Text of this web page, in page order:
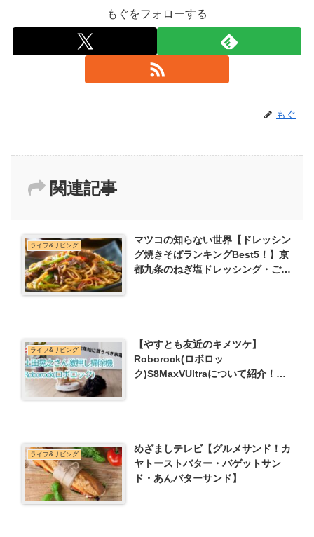
もぐをフォローする
もぐ
関連記事
ライフ&リビング
マツコの知らない世界【ドレッシン
グ焼きそばランキングBest5！】京
都九条のねぎ塩ドレッシング・ごま
ライフ&リビング
【やすとも友近のキメツケ】
Roborock(ロボロッ
ク)S8MaxVUltraについて紹介！土
ライフ&リビング
めざましテレビ【グルメサンド！カ
ヤトーストバター・バゲットサン
ド・あんバターサンド】